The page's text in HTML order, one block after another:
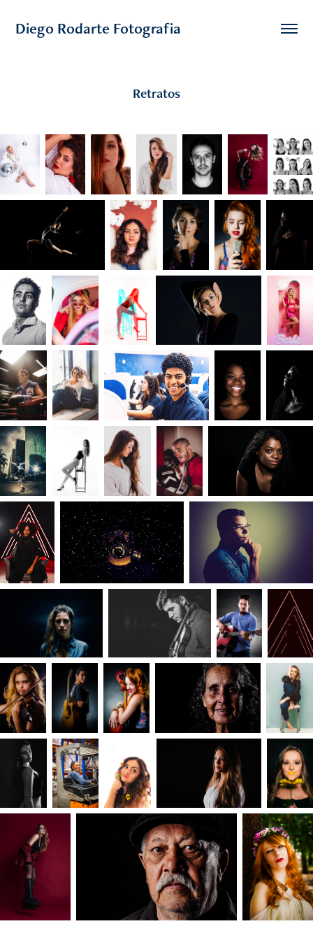
Diego Rodarte Fotografia
Retratos